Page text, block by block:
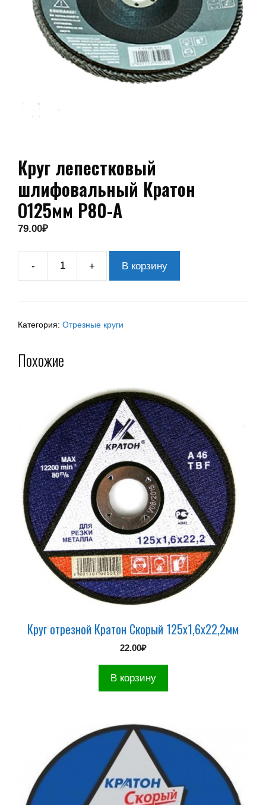
Круг лепестковый
шлифовальный Кратон
О125мм P80-А
79.00₽
- + В корзину
Категория: Отрезные круги
Похожие
Круг отрезной Кратон Скорый 125х1,6х22,2мм
22.00₽
В корзину